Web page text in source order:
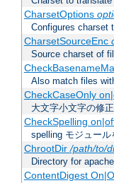
CharsetOptions
Configures charset
CharsetSourceEnc
Source charset of
Also match files
CheckCaseOnly
大文字小文字の修
CheckSpelling
spelling モジュー
ChrootDir/path/to/
Directory for
ContentDigest